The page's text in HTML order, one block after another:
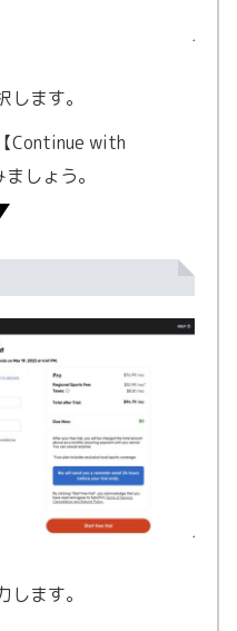
ます。
Continue with
しょう。
ます。